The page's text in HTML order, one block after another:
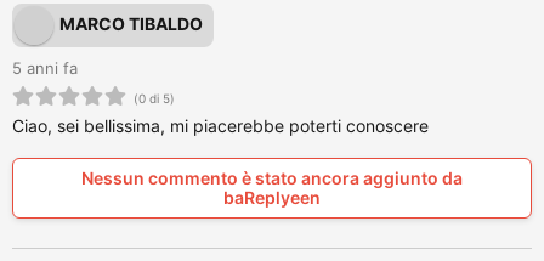
MARCO TIBALDO
5 anni fa
(0 di 5)
Ciao, sei bellissima, mi piacerebbe poterti conoscere
Nessun commento è stato ancora aggiunto da
baReplyeen